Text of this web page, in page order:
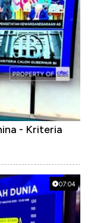
- Kriteria
07:04